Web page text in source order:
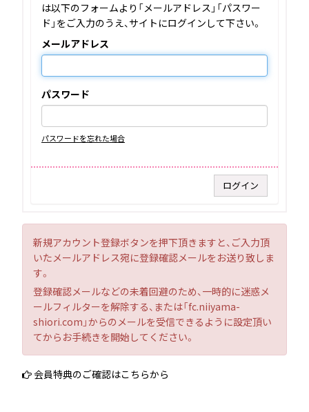
は以下のフォームより「メールアドレス」「パスワー
ド」をご入力のうえ、サイトにログインして下さい。
メールアドレス
パスワード
パスワードを忘れた場合
新規アカウント登録ボタンを押下頂きますと、ご入力頂
いたメールアドレス宛に登録確認メールをお送り致しま
す。
登録確認メールなどの未着回避のため、一時的に迷惑メ
ールフィルターを解除する、または「fc.niiyama-
shiori.com」からのメールを受信できるように設定頂い
てからお手続きを開始してください。
会員特典のご確認はこちらから